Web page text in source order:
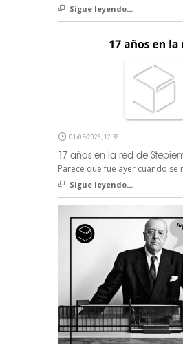
Sigue leyendo...
01/05/2026, 12:36
17 años en la red de
Parece que fue ayer cuando se
Sigue leyendo...